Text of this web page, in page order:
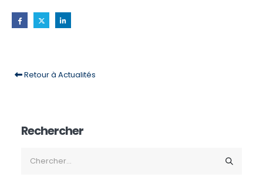
Retour à Actualités
Rechercher